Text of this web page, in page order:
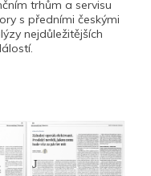
trhům a servisu
s předními českými
nejdůležitějších